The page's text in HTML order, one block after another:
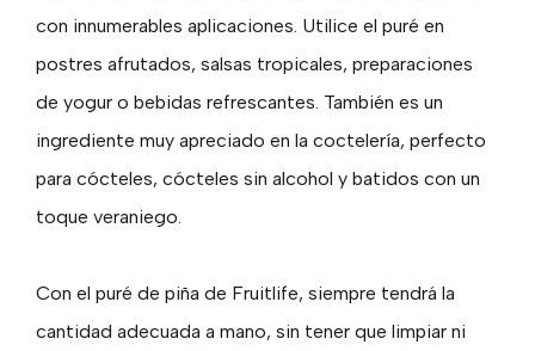
con innumerables aplicaciones. Utilice el puré en
postres afrutados, salsas tropicales, preparaciones
de yogur o bebidas refrescantes. También es un
ingrediente muy apreciado en la coctelería, perfecto
para cócteles, cócteles sin alcohol y batidos con un
toque veraniego.
Con el puré de piña de Fruitlife, siempre tendrá la
cantidad adecuada a mano, sin tener que limpiar ni